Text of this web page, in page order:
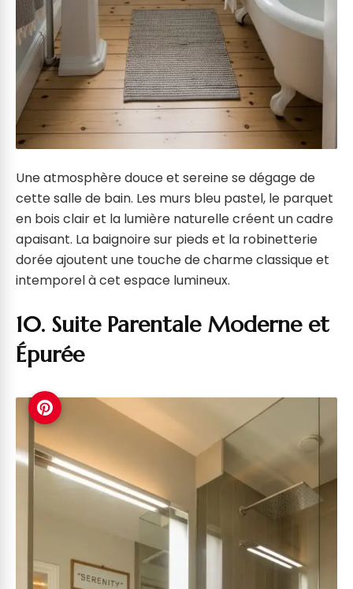
Une atmosphère douce et sereine se dégage de
cette salle de bain. Les murs bleu pastel, le parquet
en bois clair et la lumière naturelle créent un cadre
apaisant. La baignoire sur pieds et la robinetterie
dorée ajoutent une touche de charme classique et
intemporel à cet espace lumineux.
10. Suite Parentale Moderne et
Épurée